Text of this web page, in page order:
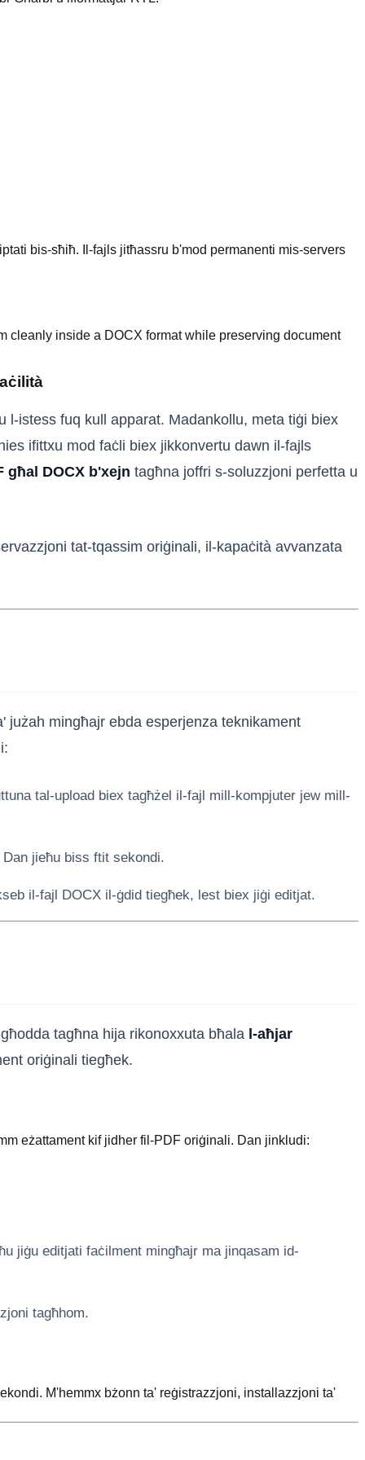
bis-sħiħ. Il-fajls jitħassru b'mod permanenti mis-servers
cleanly inside a DOCX format while preserving document
l-istess fuq kull apparat. Madankollu, meta tiġi biex
ifittxu mod faċli biex jikkonvertu dawn il-fajls
għal DOCX b'xejn tagħna joffri s-soluzzjoni perfetta u
tat-tqassim oriġinali, il-kapaċità avvanzata
jużah mingħajr ebda esperjenza teknikament
tal-upload biex tagħżel il-fajl mill-kompjuter jew mill-
jieħu biss ftit sekondi.
il-fajl DOCX il-ġdid tiegħek, lest biex jiġi editjat.
tagħna hija rikonoxxuta bħala l-aħjar
oriġinali tiegħek.
eżattament kif jidher fil-PDF oriġinali. Dan jinkludi:
jiġu editjati faċilment mingħajr ma jinqasam id-
tagħhom.
M'hemmx bżonn ta' reġistrazzjoni, installazzjoni ta'